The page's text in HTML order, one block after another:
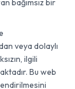
bağımsız bir
veya dolaylı
ilgili
Bu web